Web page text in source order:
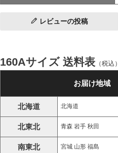
レビューの投稿
160Aサイズ 送料表 （税込）
お届け地域
北海道 北海道
北東北 青森 岩手 秋田
南東北 宮城 山形 福島